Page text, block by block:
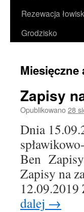
treści
Rezewacja
Grodzisko
Zapisy
Opublikowano28
Dnia
Ben Zapisy
Zapisy na
dalej →